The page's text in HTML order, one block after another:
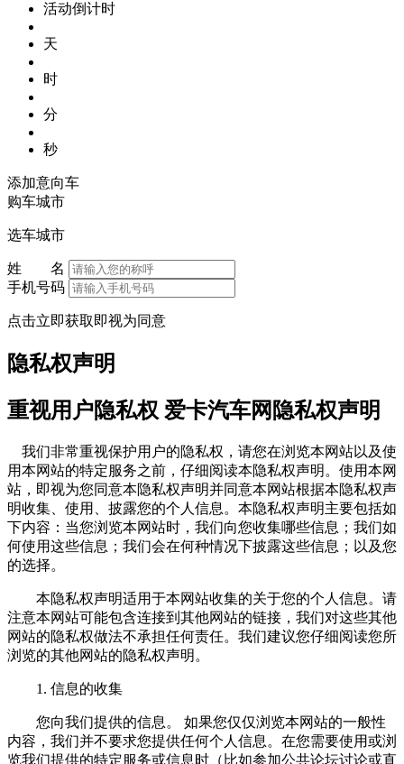
活动倒计时
天
时
分
秒
添加意向车
购车城市
选车城市
姓 名
手机号码
点击立即获取即视为同意
隐私权声明
重视用户隐私权 爱卡汽车网隐私权声明
我们非常重视保护用户的隐私权，请您在浏览本网站以及使
用本网站的特定服务之前，仔细阅读本隐私权声明。使用本网
站，即视为您同意本隐私权声明并同意本网站根据本隐私权声
明收集、使用、披露您的个人信息。本隐私权声明主要包括如
下内容：当您浏览本网站时，我们向您收集哪些信息；我们如
何使用这些信息；我们会在何种情况下披露这些信息；以及您
的选择。
本隐私权声明适用于本网站收集的关于您的个人信息。请
注意本网站可能包含连接到其他网站的链接，我们对这些其他
网站的隐私权做法不承担任何责任。我们建议您仔细阅读您所
浏览的其他网站的隐私权声明。
1. 信息的收集
您向我们提供的信息。 如果您仅仅浏览本网站的一般性
内容，我们并不要求您提供任何个人信息。在您需要使用或浏
览我们提供的特定服务或信息时（比如参加公共论坛讨论或直